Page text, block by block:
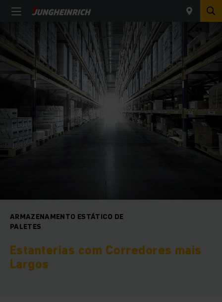
ARMAZENAMENTO ESTÁTICO DE
PALETES
Estanterias com Corredores mais
Largos